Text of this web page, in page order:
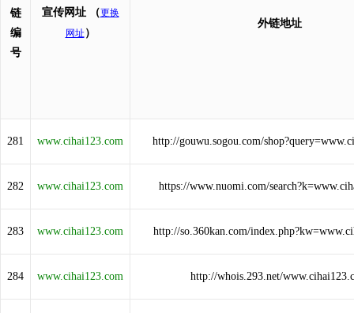
链
编
号
宣传网址 （更换
网址 ）
外链地址
281 www.cihai123.com http://gouwu.sogou.com/
282 www.cihai123.com https://www.nuomi.com/
283 www.cihai123.com http://so.360kan.com/
284 www.cihai123.com http://whois.293.net/